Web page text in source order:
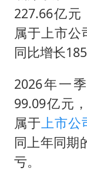
227.66亿元
属于上市公
同比增长
2026年一
99.09亿元
属于上市公
同上年同期
亏。